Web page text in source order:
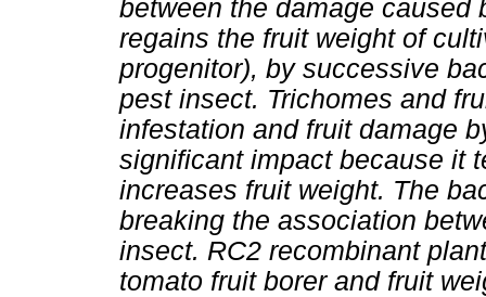
between the damage caused
regains the fruit weight of
progenitor), by successive
pest insect. Trichomes and
infestation and fruit damage
significant impact because it
increases fruit weight. The
breaking the association
insect. RC2 recombinant
tomato fruit borer and fruit